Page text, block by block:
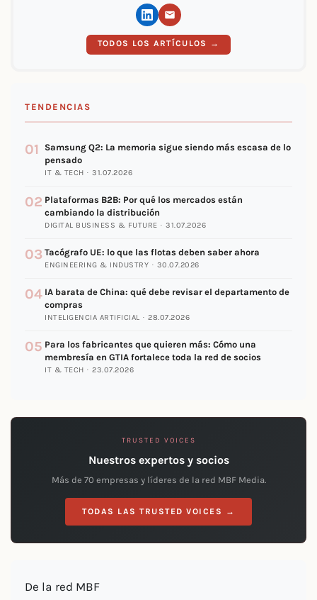
TODOS LOS ARTÍCULOS →
TENDENCIAS
01
Samsung Q2: La memoria sigue siendo más escasa de lo
pensado
IT & TECH · 31.07.2026
02 Plataformas B2B: Por qué los mercados están
cambiando la distribución
DIGITAL BUSINESS & FUTURE · 31.07.2026
03 Tacógrafo UE: lo que las flotas deben saber ahora
ENGINEERING & INDUSTRY · 30.07.2026
04 IA barata de China: qué debe revisar el departamento de
compras
INTELIGENCIA ARTIFICIAL · 28.07.2026
05 Para los fabricantes que quieren más: Cómo una
membresía en GTIA fortalece toda la red de socios
IT & TECH · 23.07.2026
TRUSTED VOICES
Nuestros expertos y socios
Más de 70 empresas y líderes de la red MBF Media.
TODAS LAS TRUSTED VOICES →
De la red MBF